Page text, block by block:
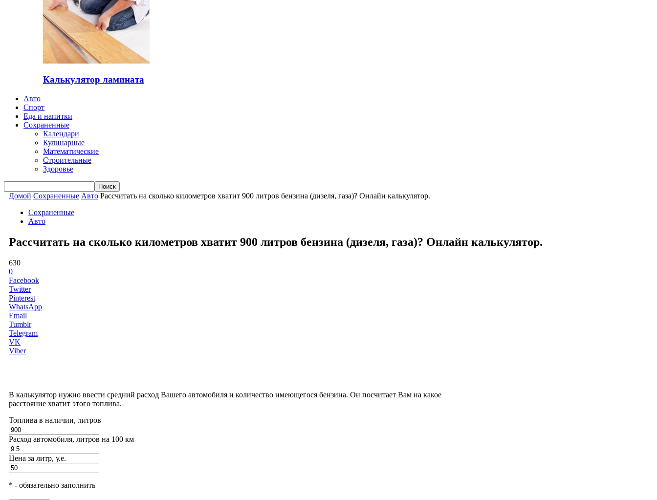
Калькулятор ламината
Авто
Спорт
Еда и напитки
Сохраненные
Календари
Кулинарные
Математические
Строительные
Здоровье
Домой Сохраненные Авто Рассчитать на сколько километров хватит 900 литров бензина (дизеля, газа)? Онлайн калькулятор.
Сохраненные
Авто
Рассчитать на сколько километров хватит 900 литров бензина (дизеля, газа)? Онлайн калькулятор.
630
0
Facebook
Twitter
Pinterest
WhatsApp
Email
Tumblr
Telegram
VK
Viber
В калькулятор нужно ввести средний расход Вашего автомобиля и количество имеющегося бензина. Он посчитает Вам на какое
расстояние хватит этого топлива.
Топлива в наличии, литров
Расход автомобиля, литров на 100 км
Цена за литр, у.е.
* - обязательно заполнить